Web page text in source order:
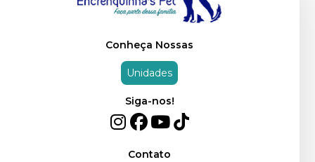
Conheça Nossas
Unidades
Siga-nos!
Contato